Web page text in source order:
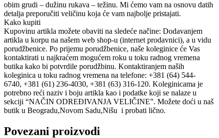
obim grudi – dužinu rukava – težinu. Mi ćemo vam na osnovu datih
detalja preporučiti veličinu koja će vam najbolje pristajati.
Kako kupiti
Kupovinu artikla možete obaviti na sledeće načine: Dodavanjem
artikla u korpu na našem web shop-u (internet prodavnici), a u vidu
porudžbenice. Po prijemu porudžbenice, naše koleginice će Vas
kontaktirati u najkraćem mogućem roku u toku radnog vremena
butika kako bi potvrdile porudžbinu. Kontaktiranjem naših
koleginica u toku radnog vremena na telefone: +381 (64) 544-
6740, +381 (61) 236-4030, +381 (63) 316-120. Koleginicama je
potrebno reći naziv i boju artikla kao i podatke koji se nalaze u
sekciji “NAČIN ODREĐIVANJA VELIČINE”. Možete doći u naš
butik u Beogradu,Novom Sadu,Nišu i probati lično.
Povezani proizvodi